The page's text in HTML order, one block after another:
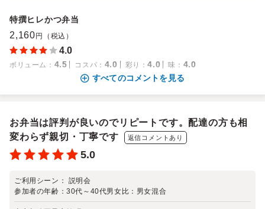
特撰ヒレかつ弁当
2,160 円（税込）
4.0
ボリューム ： 4.5 コスパ ： 4.0 彩り ：4.0 味 ： 4.0
すべてのコメントを見る
お弁当は評判が良いのでリピートです。配達の方も相
変わらず親切・丁寧です
返信コメントあり
5.0
ご利用シーン： 説明会
参加者の年齢：30代～40代男女比： 男女混合